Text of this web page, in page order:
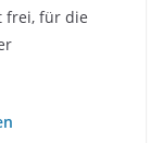
frei, für die